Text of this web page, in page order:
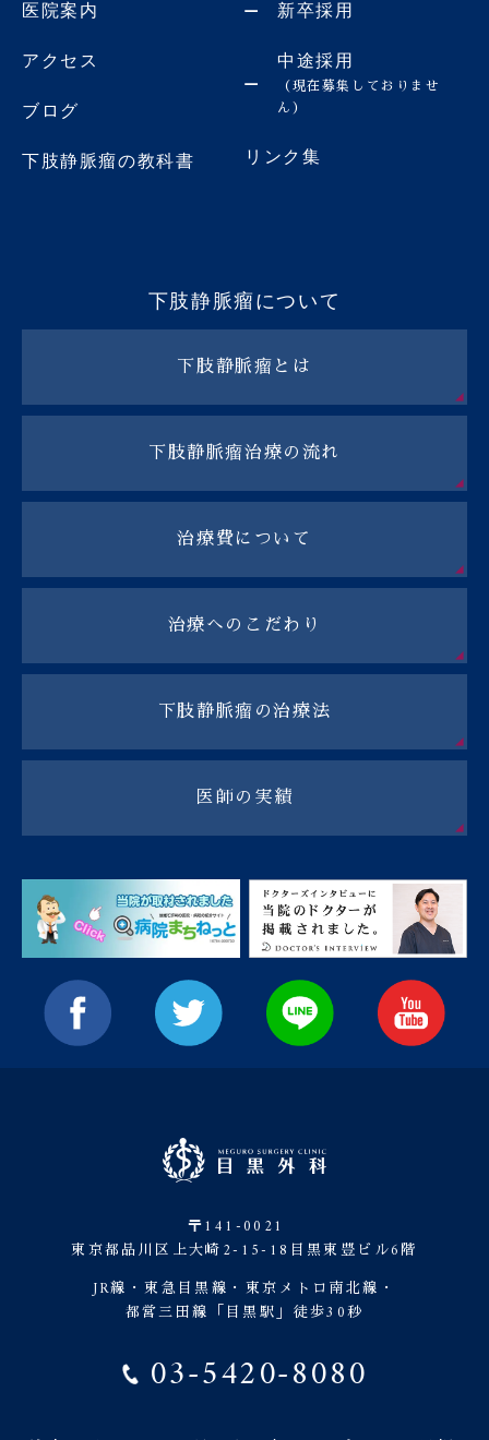
医院案内
アクセス
ブログ
下肢静脈瘤の教科書
新卒採用
中途採用
（現在募集しておりませ
ん）
リンク集
下肢静脈瘤について
下肢静脈瘤とは
下肢静脈瘤治療の流れ
治療費について
治療へのこだわり
下肢静脈瘤の治療法
医師の実績
〒141-0021
東京都品川区上大崎2-15-18目黒東豊ビル6階
JR線・東急目黒線・東京メトロ南北線・
都営三田線「目黒駅」徒歩30秒
03-5420-8080